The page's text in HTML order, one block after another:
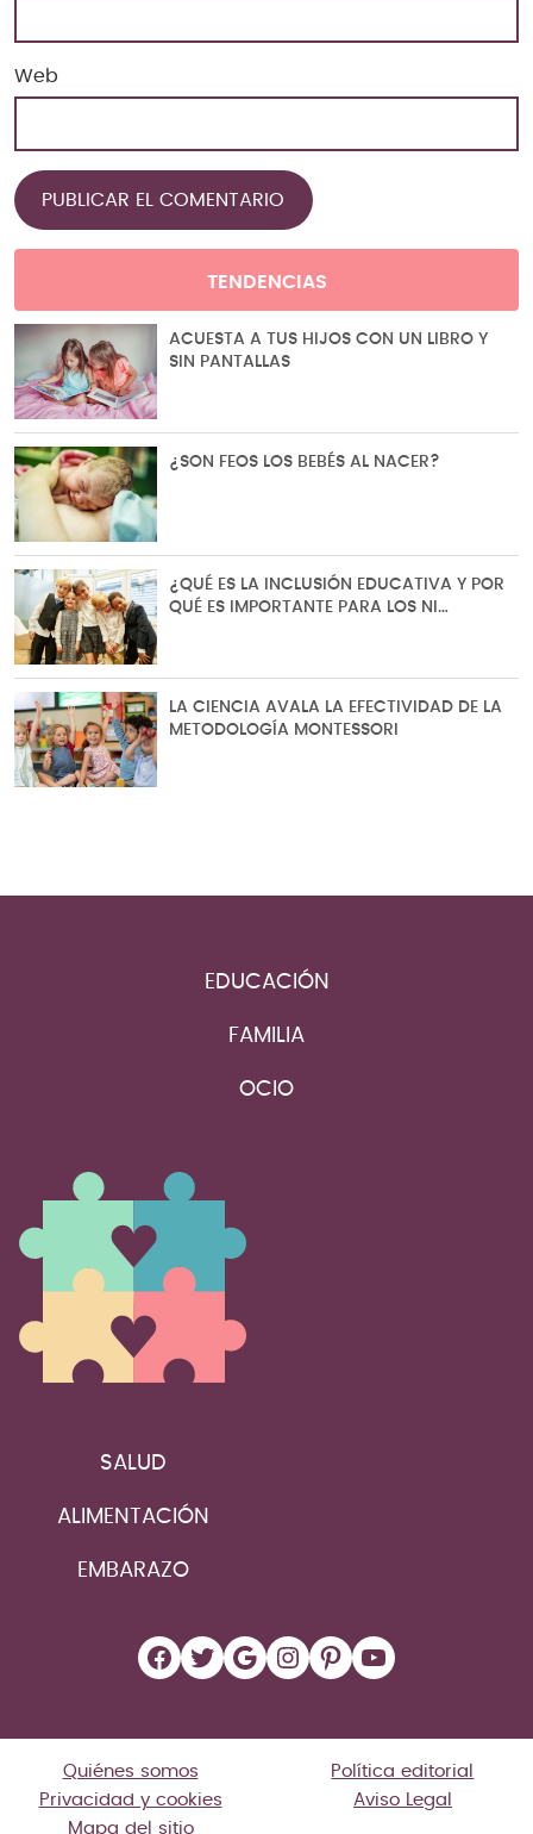
Web
TENDENCIAS
ACUESTA A TUS HIJOS CON UN LIBRO Y
SIN PANTALLAS
¿SON FEOS LOS BEBÉS AL NACER?
¿QUÉ ES LA INCLUSIÓN EDUCATIVA Y POR
QUÉ ES IMPORTANTE PARA LOS NI…
LA CIENCIA AVALA LA EFECTIVIDAD DE LA
METODOLOGÍA MONTESSORI
EDUCACIÓN
FAMILIA
OCIO
SALUD
ALIMENTACIÓN
EMBARAZO
Facebook
Twitter
Google
Instagram
Pinterest
YouTube
Quiénes somos
Política editorial
Privacidad y cookies
Aviso Legal
Mapa del sitio